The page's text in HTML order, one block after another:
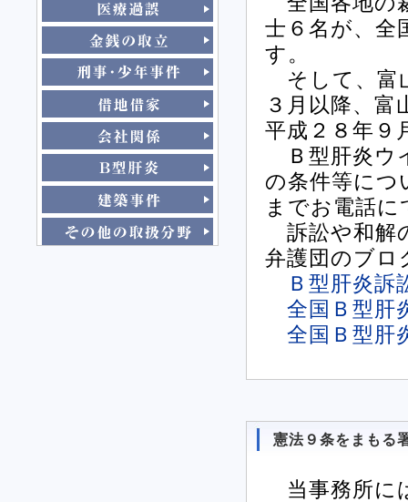
士６名が、全
す。
そして、富
３月以降、富
平成２８年９
Ｂ型肝炎ウ
の条件等につ
までお電話
訴訟や和解
弁護団のブロ
Ｂ型肝炎訴
全国Ｂ型肝
全国Ｂ型肝
憲法９条をまもる
当事務所に